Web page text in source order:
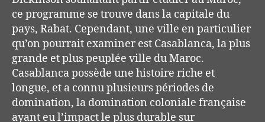
ce programme se trouve dans la capitale du
pays, Rabat. Cependant, une ville en particulier
qu’on pourrait examiner est Casablanca, la plus
grande et plus peuplée ville du Maroc.
Casablanca possède une histoire riche et
longue, et a connu plusieurs périodes de
domination, la domination coloniale française
ayant eu l’impact le plus durable sur